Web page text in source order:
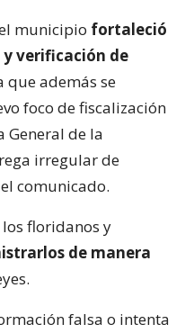
municipio fortaleció
verificación de
que además se
foco de fiscalización
de la
irregular de
comunicado.
los floridanos y
de manera
falsa o intenta